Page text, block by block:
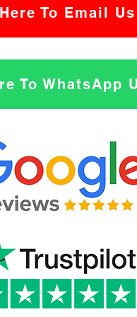
To Email Us
To WhatsApp